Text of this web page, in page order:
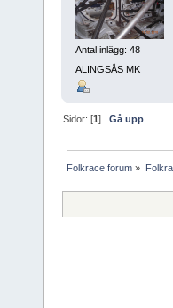
Antal inlägg: 48
ALINGSÅS MK
Sidor: [1]Gå upp
Folkrace forum »